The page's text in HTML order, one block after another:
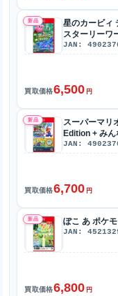
新品
星のカービィ
スターリーワ
JAN:
買取価格6,500 円
新品
スーパーマリ
Edition + みん
JAN:
買取価格6,700 円
新品 ぽこ あ ポケ
JAN:
買取価格6,800 円